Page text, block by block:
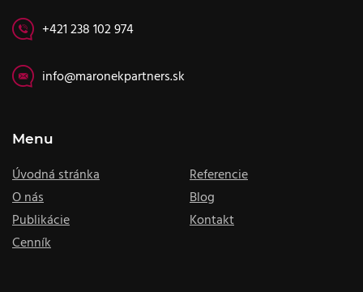
+421 238 102 974
info@maronekpartners.sk
Menu
Úvodná stránka
O nás
Publikácie
Cenník
Referencie
Blog
Kontakt